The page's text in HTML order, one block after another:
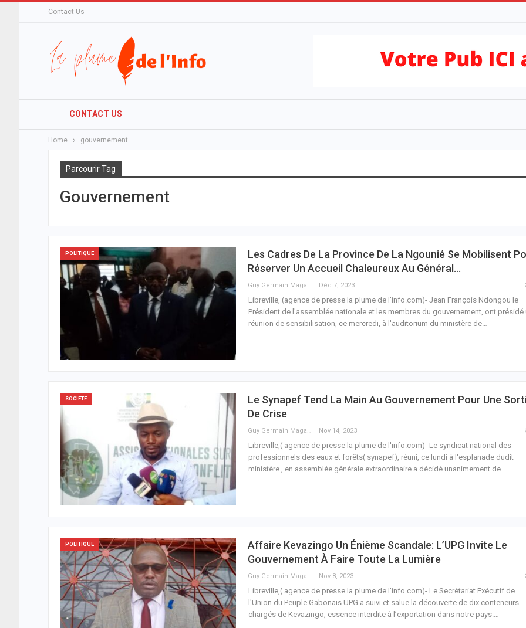
Contact Us
CONTACT US
Home gouvernement
Parcourir Tag
Gouvernement
POLITIQUE
Les Cadres De La Province De La Ngounié Se Mobilisent
Réserver Un Accueil Chaleureux Au Général…
Guy Germain Maganga Nziengui Déc 7, 2023
Libreville, (agence de presse la plume de l'info.com)- Jean François Ndongou le
Président de l'assemblée nationale et les membres du gouvernement, ont présidé
réunion de sensibilisation, ce mercredi, à l'auditorium du ministère de…
SOCIÉTÉ
Le Synapef Tend La Main Au Gouvernement Pour Une
De Crise
Guy Germain Maganga Nziengui Nov 14, 2023
Libreville,( agence de presse la plume de l'info.com)- Le syndicat national des
professionnels des eaux et forêts( synapef), réuni, ce lundi à l'esplanade dudit
ministère , en assemblée générale extraordinaire a décidé unanimement de…
POLITIQUE
Affaire Kevazingo Un Énième Scandale: L’UPG Invite Le
Gouvernement À Faire Toute La Lumière
Guy Germain Maganga Nziengui Nov 8, 2023
Libreville,( agence de presse la plume de l'info.com)- Le Secrétariat Exécutif de
l'Union du Peuple Gabonais UPG a suivi et salue la découverte de dix conteneurs
chargés de Kevazingo, essence interdite à l’exportation dans notre pays.…